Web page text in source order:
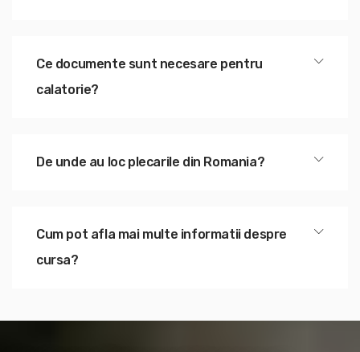
Ce documente sunt necesare pentru
calatorie?
De unde au loc plecarile din Romania?
Cum pot afla mai multe informatii despre
cursa?